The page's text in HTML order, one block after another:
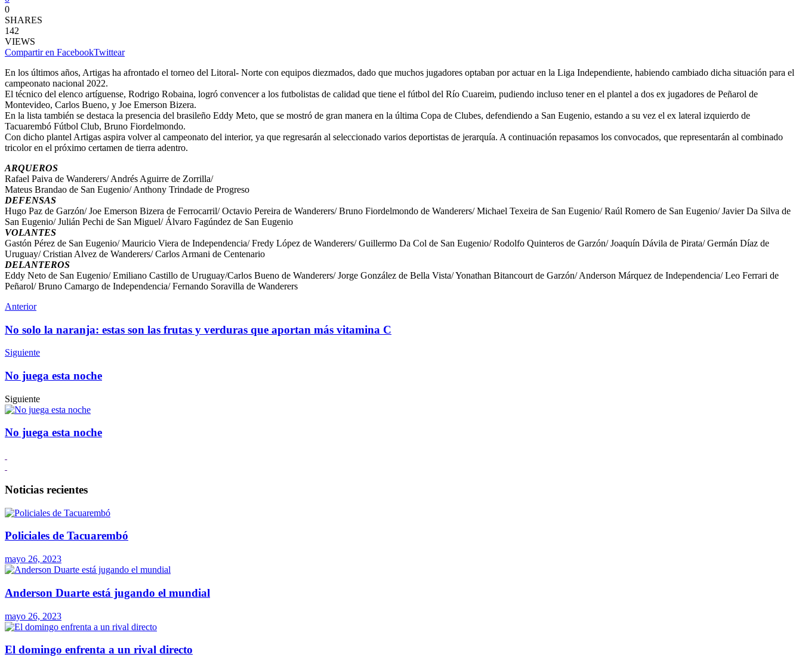
0
SHARES
142
VIEWS
Compartir en FacebookTwittear
En los últimos años, Artigas ha afrontado el torneo del Litoral- Norte con equipos diezmados, dado que muchos jugadores optaban por actuar en la Liga Independiente, habiendo cambiado dicha situación para el
campeonato nacional 2022.
El técnico del elenco artíguense, Rodrigo Robaina, logró convencer a los futbolistas de calidad que tiene el fútbol del Río Cuareim, pudiendo incluso tener en el plantel a dos ex jugadores de Peñarol de
Montevideo, Carlos Bueno, y Joe Emerson Bizera.
En la lista también se destaca la presencia del brasileño Eddy Meto, que se mostró de gran manera en la última Copa de Clubes, defendiendo a San Eugenio, estando a su vez el ex lateral izquierdo de
Tacuarembó Fútbol Club, Bruno Fiordelmondo.
Con dicho plantel Artigas aspira volver al campeonato del interior, ya que regresarán al seleccionado varios deportistas de jerarquía. A continuación repasamos los convocados, que representarán al combinado
tricolor en el próximo certamen de tierra adentro.
ARQUEROS
Rafael Paiva de Wanderers/ Andrés Aguirre de Zorrilla/
Mateus Brandao de San Eugenio/ Anthony Trindade de Progreso
DEFENSAS
Hugo Paz de Garzón/ Joe Emerson Bizera de Ferrocarril/ Octavio Pereira de Wanderers/ Bruno Fiordelmondo de Wanderers/ Michael Texeira de San Eugenio/ Raúl Romero de San Eugenio/ Javier Da Silva de
San Eugenio/ Julián Pechi de San Miguel/ Álvaro Fagúndez de San Eugenio
VOLANTES
Gastón Pérez de San Eugenio/ Mauricio Viera de Independencia/ Fredy López de Wanderers/ Guillermo Da Col de San Eugenio/ Rodolfo Quinteros de Garzón/ Joaquín Dávila de Pirata/ Germán Díaz de
Uruguay/ Cristian Alvez de Wanderers/ Carlos Armani de Centenario
DELANTEROS
Eddy Neto de San Eugenio/ Emiliano Castillo de Uruguay/Carlos Bueno de Wanderers/ Jorge González de Bella Vista/ Yonathan Bitancourt de Garzón/ Anderson Márquez de Independencia/ Leo Ferrari de
Peñarol/ Bruno Camargo de Independencia/ Fernando Soravilla de Wanderers
Anterior
No solo la naranja: estas son las frutas y verduras que aportan más vitamina C
Siguiente
No juega esta noche
Siguiente
No juega esta noche
Noticias recientes
Policiales de Tacuarembó
mayo 26, 2023
Anderson Duarte está jugando el mundial
mayo 26, 2023
El domingo enfrenta a un rival directo